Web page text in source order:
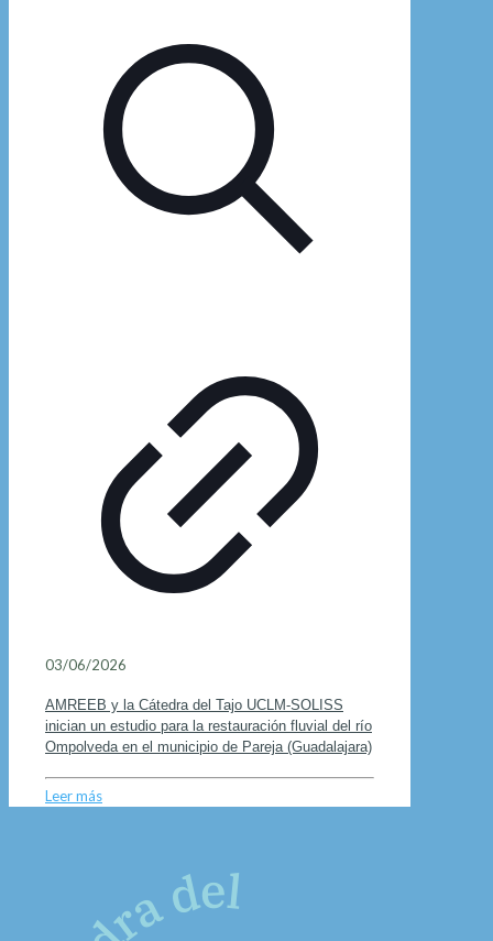
03/06/2026
AMREEB y la Cátedra del Tajo UCLM-SOLISS
inician un estudio para la restauración fluvial del río
Ompolveda en el municipio de Pareja (Guadalajara)
Leer más